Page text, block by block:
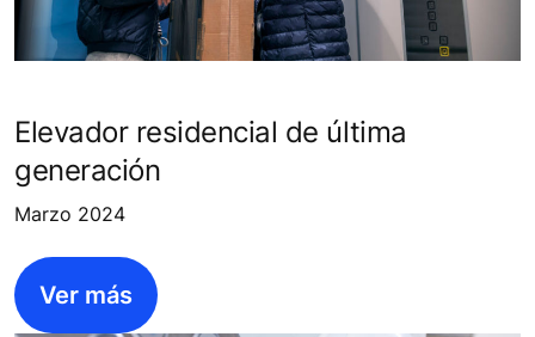
Elevador residencial de última
generación
Marzo 2024
Ver más